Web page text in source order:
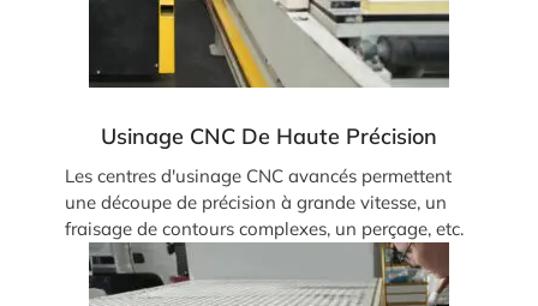
Usinage CNC De Haute Précision
Les centres d'usinage CNC avancés permettent
une découpe de précision à grande vitesse, un
fraisage de contours complexes, un perçage, etc.